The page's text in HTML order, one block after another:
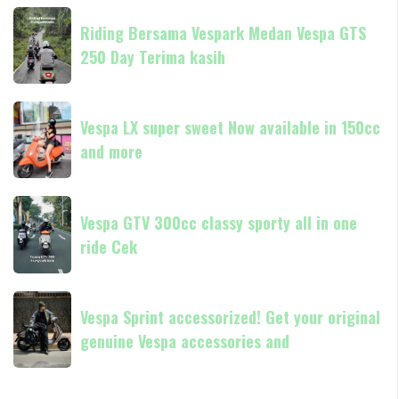
Piaggio
always
Now
available
in
and
Riding
Bersama
Vespark
Medan
Vespa
GTS
250
Day
kasih
Riding Bersama Vespark Medan Vespa GTS
250 Day Terima kasih
Vespa
LX
super
sweet
Now
available
in
150cc
more
Vespa LX super sweet Now available in 150cc
and more
Vespa
GTV
300cc
classy
sporty
all
in
one
Vespa GTV 300cc classy sporty all in one
ride Cek
Vespa
Sprint
accessorized!
Get
Vespa Sprint accessorized! Get your original
genuine Vespa accessories and